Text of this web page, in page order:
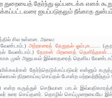
துறையைத் தேர்ந்து ஒப்படைக்க எனக்
ஐயப்படுதலும் நீங்காத துன்பம்
சில உள்ளன. அவை:
வேண்டாம்.)அற்றாரைத் தேறுதல் ஓம்புக.......
வேண்டாம்.)தேரான் பிறனைத்
முன் அனுபவம் இல்லாதரைத் தெளிய
தேர்ந்தெடுக்கப்படுவர் என்னும்
திறனாய்வு செய்தல் போன்ற மற்றவற்றிற்கும்
என்ற கருத்துச் செறிவான பாடல்
உரை செய்தனர். தொழில் செய்முறையையே